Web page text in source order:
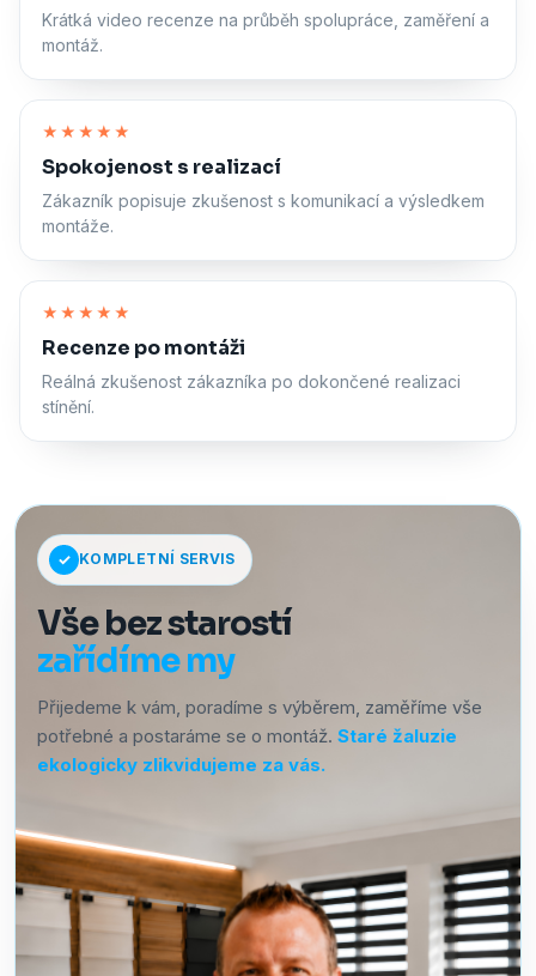
Krátká video recenze na průběh spolupráce, zaměření a
montáž.
★★★★★
Spokojenost s realizací
Zákazník popisuje zkušenost s komunikací a výsledkem
montáže.
★★★★★
Recenze po montáži
Reálná zkušenost zákazníka po dokončené realizaci
stínění.
KOMPLETNÍ SERVIS
Vše bez starostí
zařídíme my
Přijedeme k vám, poradíme s výběrem, zaměříme vše
potřebné a postaráme se o montáž. Staré žaluzie
ekologicky zlikvidujeme za vás.